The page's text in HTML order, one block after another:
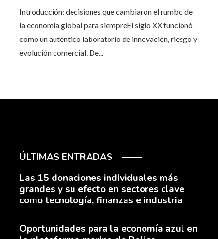
Introducción: decisiones que cambiaron el rumbo de
la economía global para siempreEl siglo XX funcionó
como un auténtico laboratorio de innovación, riesgo y
evolución comercial. De...
ÚLTIMAS ENTRADAS
Las 15 donaciones individuales más
grandes y su efecto en sectores clave
como tecnología, finanzas e industria
Oportunidades para la economía azul en